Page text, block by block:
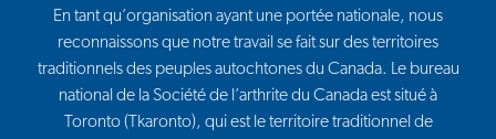
En tant qu’organisation ayant une portée nationale, nous
reconnaissons que notre travail se fait sur des territoires
traditionnels des peuples autochtones du Canada. Le bureau
national de la Société de l’arthrite du Canada est situé à
Toronto (Tkaronto), qui est le territoire traditionnel de